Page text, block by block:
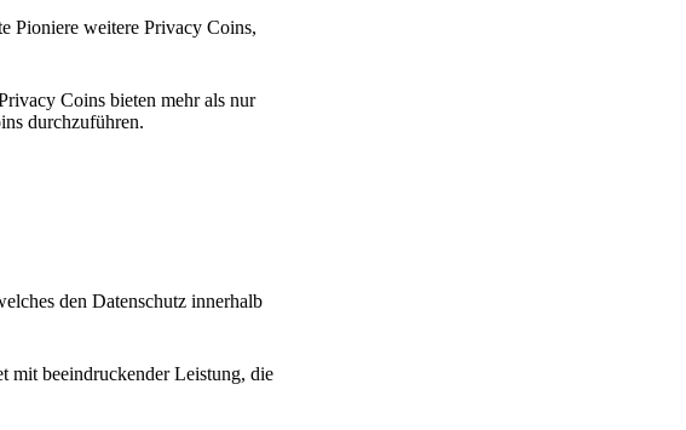
Pioniere weitere Privacy Coins,
Coins bieten mehr als nur
durchzuführen.
den Datenschutz innerhalb
mit beeindruckender Leistung, die